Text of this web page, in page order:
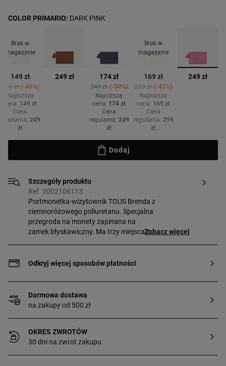
Brak w
magazynie
149 zł
Price reduced from
249 złto-40%
Najniższa
cena: 149 zł
Cena
regularna: 249
zł
249 zł 174 zł
Price reduced from
249 złto-30%
Najniższa
cena: 174 zł
Cena
regularna: 249
zł
Brak w
magazynie
169 zł
Price reduced from
299 złto-43%
Najniższa
cena: 169 zł
Cena
regularna: 299
zł
249 zł
COLOR PRIMARIO: DARK PINK
Dodaj
Szczegóły produktu
Ref. 2002106113
Portmonetka-wizytownik TOUS Brenda z
ciemnoróżowego poliuretanu. Specjalna
przegroda na monety zapinana na
zamek błyskawiczny. Ma trzy miejsca na
(wysokość x szerokość x głębokość):
Zobacz więcej
Odkryj więcej sposobów płatności
Darmowa dostawa
na zakupy od 500 zł
OKRES ZWROTÓW
30 dni na zwrot zakupu